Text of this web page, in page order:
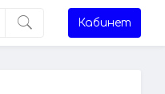
Кабинет